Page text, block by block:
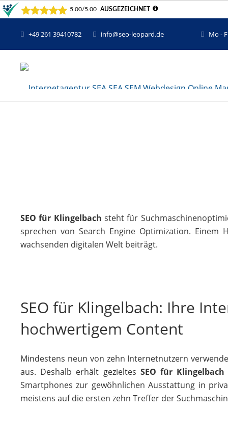
+49 261 39410782 info@seo-leopard.de Mo -
SEO für Klingelbach steht für
sprechen von Search Engine Optimization.
wachsenden digitalen Welt beiträgt.
SEO für Klingelbach: Ihre
hochwertigem Content
Mindestens neun von zehn Internetnutzern
aus. Deshalb erhält gezieltes SEO für Klingelbach
Smartphones zur gewöhnlichen Ausstattung in
meistens auf die ersten zehn Treffer der